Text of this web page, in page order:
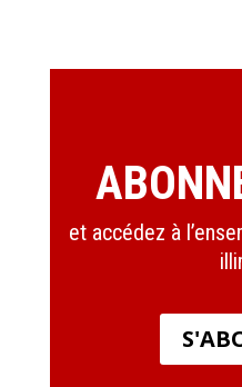
et accédez à